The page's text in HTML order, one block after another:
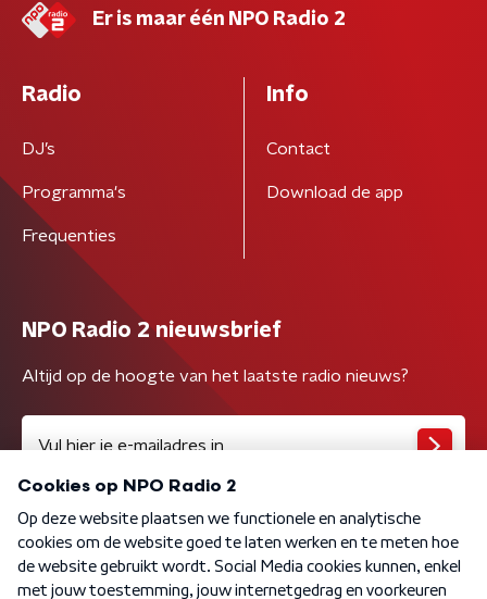
Er is maar één NPO Radio 2
Radio
DJ’s
Programma's
Frequenties
Info
Contact
Download de app
NPO Radio 2 nieuwsbrief
Altijd op de hoogte van het laatste radio nieuws?
Algemene voorwaarden